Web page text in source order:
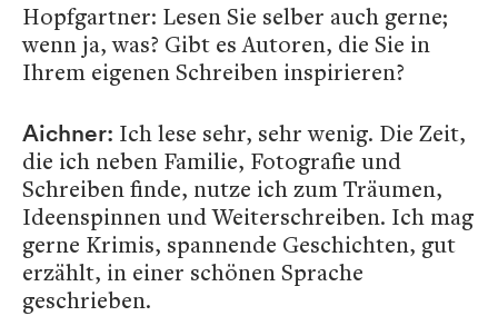
Hopfgartner: Lesen Sie selber auch gerne;
wenn ja, was? Gibt es Autoren, die Sie in
Ihrem eigenen Schreiben inspirieren?
Aichner: Ich lese sehr, sehr wenig. Die Zeit,
die ich neben Familie, Fotografie und
Schreiben finde, nutze ich zum Träumen,
Ideenspinnen und Weiterschreiben. Ich mag
gerne Krimis, spannende Geschichten, gut
erzählt, in einer schönen Sprache
geschrieben.